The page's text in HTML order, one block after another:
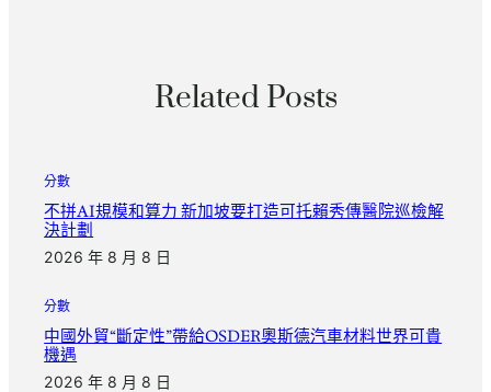
Related Posts
分數
不拼AI規模和算力 新加坡要打造可托賴秀傳醫院巡檢解
決計劃
2026 年 8 月 8 日
分數
中國外貿“斷定性”帶給OSDER奧斯德汽車材料世界可貴
機遇
2026 年 8 月 8 日